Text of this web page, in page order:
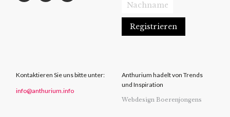
Kontaktieren Sie uns bitte unter:
info@anthurium.info
Anthurium hadelt von Trends
und Inspiration
Webdesign Boerenjongens